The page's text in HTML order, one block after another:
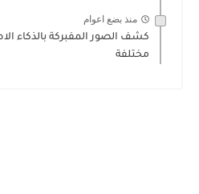
منذ بضع اعوام
كشف الصور المفبركة بالذكاء
مختلفة